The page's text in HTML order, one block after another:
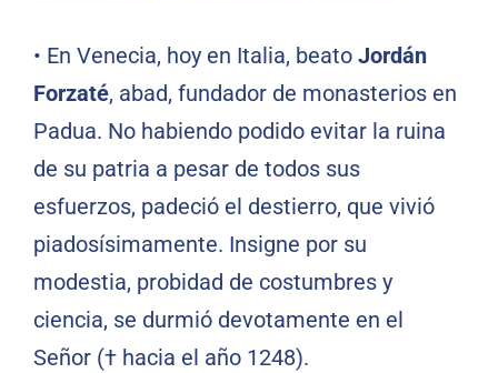
• En Venecia, hoy en Italia, beato Jordán
Forzaté, abad, fundador de monasterios en
Padua. No habiendo podido evitar la ruina
de su patria a pesar de todos sus
esfuerzos, padeció el destierro, que vivió
piadosísimamente. Insigne por su
modestia, probidad de costumbres y
ciencia, se durmió devotamente en el
Señor († hacia el año 1248).